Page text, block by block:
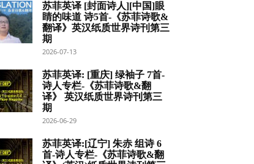
苏菲英译 [封面诗人][中国]眼
睛的味道 诗5首-《苏菲诗歌&
翻译》英汉纸质世界诗刊第三
期
2026-07-13
苏菲英译: [重庆] 绿袖子 7首-
诗人专栏-《苏菲诗歌&翻
译》 英汉纸质世界诗刊第三
期
2026-06-29
苏菲英译:[辽宁] 朱赤 组诗 6
首-诗人专栏-《苏菲诗歌&翻